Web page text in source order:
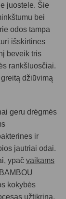
juostele. Šie
bei
odos tampa
išskirtines
beveik tris
rankšluosčiai.
džiūvimą
geru drėgmės
ir
jautriai odai.
ypač vaikams
kokybės
užtikrina,